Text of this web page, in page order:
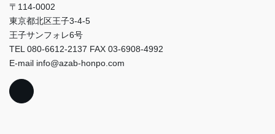
〒114-0002
東京都北区王子3-4-5
王子サンフォレ6号
TEL 080-6612-2137 FAX 03-6908-4992
E-mail info@azab-honpo.com